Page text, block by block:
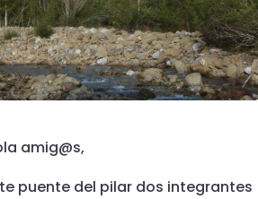
amig@s,
puente del pilar dos integrantes